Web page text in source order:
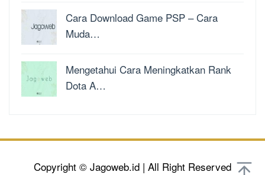
Cara Download Game PSP – Cara
Muda…
Mengetahui Cara Meningkatkan Rank
Dota A…
Copyright © Jagoweb.id | All Right Reserved